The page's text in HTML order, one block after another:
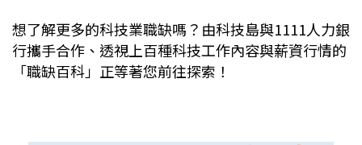
想了解更多的科技業職缺嗎？由科技島與1111人力銀
行攜手合作、透視上百種科技工作內容與薪資行情的
「職缺百科」正等著您前往探索！